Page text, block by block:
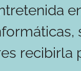
recibirla